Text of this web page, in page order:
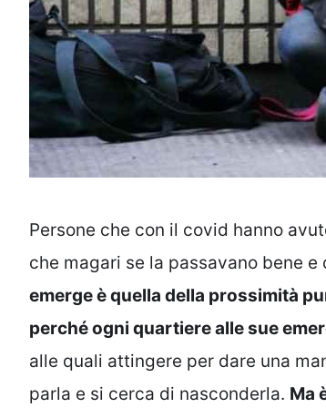
Persone che con il covid hanno
che magari se la passavano bene
emerge è quella della prossimità
perché ogni quartiere alle sue
alle quali attingere per dare una
parla e si cerca di nasconderla. Ma